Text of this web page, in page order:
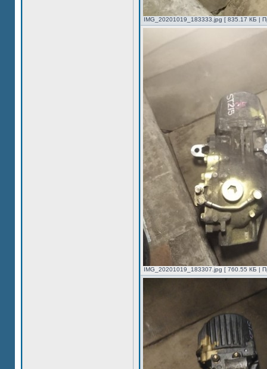
IMG_20201019_183333.jpg [ 835.17 КБ |
IMG_20201019_183307.jpg [ 760.55 КБ |